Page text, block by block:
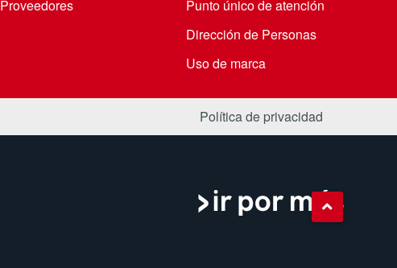
Proveedores
Punto único de atención
Dirección de Personas
Uso de marca
Política de privacidad